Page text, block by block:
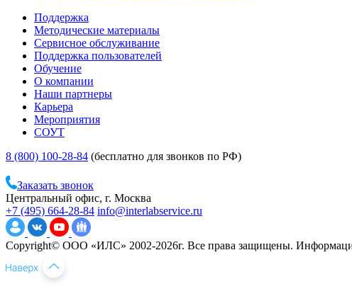
Поддержка
Методические материалы
Сервисное обслуживание
Поддержка пользователей
Обучение
О компании
Наши партнеры
Карьера
Мероприятия
СОУТ
8 (800) 100-28-84 (бесплатно для звонков по РФ)
Заказать звонок
Центральный офис, г. Москва
+7 (495) 664-28-84 info@interlabservice.ru
Copyright© ООО «ИЛС» 2002-2026г. Все права защищены. Информация